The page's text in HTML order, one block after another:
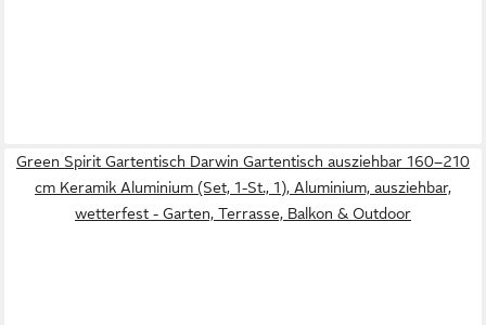
Green Spirit Gartentisch Darwin Gartentisch ausziehbar 160–210
cm Keramik Aluminium (Set, 1-St., 1), Aluminium, ausziehbar,
wetterfest - Garten, Terrasse, Balkon & Outdoor